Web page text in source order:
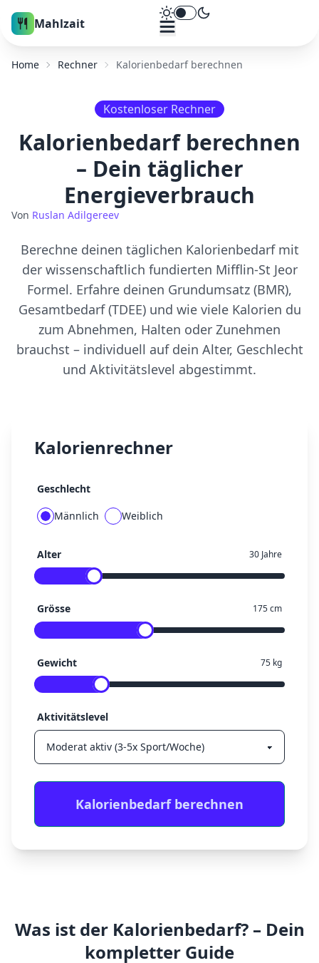
Mahlzait Theme umschalten
Home Rechner Kalorienbedarf berechnen
Kostenloser Rechner
Kalorienbedarf berechnen
– Dein täglicher
Energieverbrauch
Von Ruslan Adilgereev
Berechne deinen täglichen Kalorienbedarf mit
der wissenschaftlich fundierten Mifflin-St Jeor
Formel. Erfahre deinen Grundumsatz (BMR),
Gesamtbedarf (TDEE) und wie viele Kalorien du
zum Abnehmen, Halten oder Zunehmen
brauchst – individuell auf dein Alter, Geschlecht
und Aktivitätslevel abgestimmt.
Kalorienrechner
Geschlecht
Männlich
Weiblich
Alter 30 Jahre
Grösse 175cm
Gewicht 75 kg
Aktivitätslevel
Kalorienbedarf berechnen
Was ist der Kalorienbedarf? – Dein
kompletter Guide